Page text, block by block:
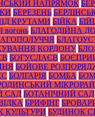
НАПРЯМОК
БЕРЕЗЕНЬ
КРУТАМИ БІЙКА
вогонь БЛАГОДІЙНА
КОРДОНУ
БОГУСЛАЄВ
БОЙОВЕ
БОЛГАРІЯ БОМБА
САД БОТАНІЧНИЙ САД
БРИФІНГ
КУЛЬТУРИ БУДИНОК